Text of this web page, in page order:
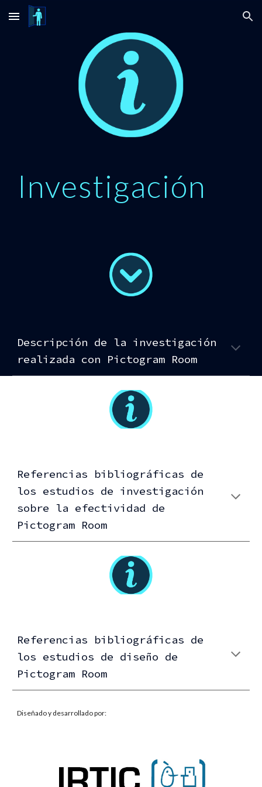
Skip to main content Skip to navigation
Investigación
Descripción de la investigación
realizada con Pictogram Room
Referencias bibliográficas de
los estudios de investigación
sobre la efectividad de
Pictogram Room
Referencias bibliográficas de
los estudios de diseño de
Pictogram Room
Diseñado y desarrollado por: